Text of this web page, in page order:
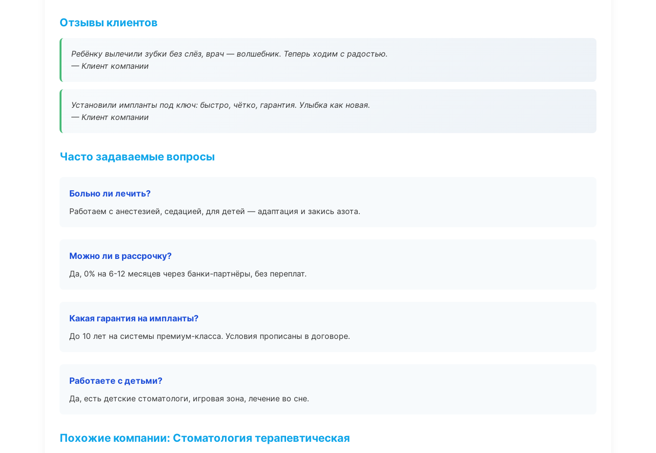
Отзывы клиентов
Ребёнку вылечили зубки без слёз, врач — волшебник. Теперь ходим с радостью.
— Клиент компании
Установили импланты под ключ: быстро, чётко, гарантия. Улыбка как новая.
— Клиент компании
Часто задаваемые вопросы
Больно ли лечить?
Работаем с анестезией, седацией, для детей — адаптация и закись азота.
Можно ли в рассрочку?
Да, 0% на 6-12 месяцев через банки-партнёры, без переплат.
Какая гарантия на импланты?
До 10 лет на системы премиум-класса. Условия прописаны в договоре.
Работаете с детьми?
Да, есть детские стоматологи, игровая зона, лечение во сне.
Похожие компании: Стоматология терапевтическая